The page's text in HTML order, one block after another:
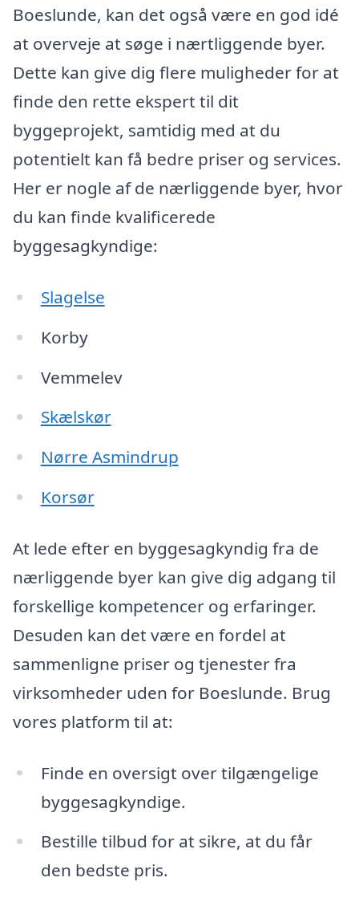
Boeslunde, kan det også være en god idé
at overveje at søge i nærtliggende byer.
Dette kan give dig flere muligheder for at
finde den rette ekspert til dit
byggeprojekt, samtidig med at du
potentielt kan få bedre priser og services.
Her er nogle af de nærliggende byer, hvor
du kan finde kvalificerede
byggesagkyndige:
Slagelse
Korby
Vemmelev
Skælskør
Nørre Asmindrup
Korsør
At lede efter en byggesagkyndig fra de
nærliggende byer kan give dig adgang til
forskellige kompetencer og erfaringer.
Desuden kan det være en fordel at
sammenligne priser og tjenester fra
virksomheder uden for Boeslunde. Brug
vores platform til at:
Finde en oversigt over tilgængelige
byggesagkyndige.
Bestille tilbud for at sikre, at du får
den bedste pris.